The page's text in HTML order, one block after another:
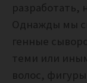
разработать,
Однажды мы
генные
теми или
волос,